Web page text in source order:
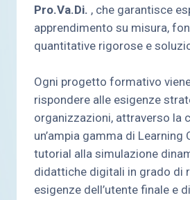
Pro.Va.Di. , che garantisce
apprendimento su misura,
quantitative rigorose e
Ogni progetto formativo
rispondere alle esigenze
organizzazioni, attraverso la
un’ampia gamma di Learning
tutorial alla simulazione
didattiche digitali in grado di
esigenze dell’utente finale e